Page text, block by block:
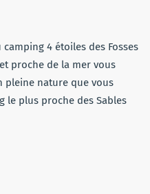
4 étoiles des Fosses
proche de la mer vous
pleine nature que vous
le plus proche des Sables